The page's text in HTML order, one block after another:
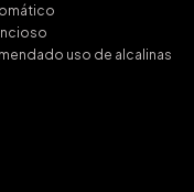
uso de alcalinas